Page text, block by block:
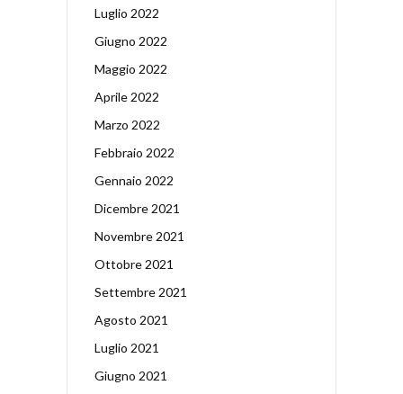
Luglio 2022
Giugno 2022
Maggio 2022
Aprile 2022
Marzo 2022
Febbraio 2022
Gennaio 2022
Dicembre 2021
Novembre 2021
Ottobre 2021
Settembre 2021
Agosto 2021
Luglio 2021
Giugno 2021